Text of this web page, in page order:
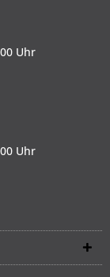
Uhr
Uhr